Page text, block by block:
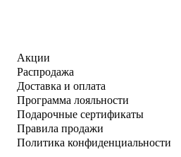
Акции
Распродажа
Доставка и оплата
Программа лояльности
Подарочные сертификаты
Правила продажи
Политика конфиденциальности